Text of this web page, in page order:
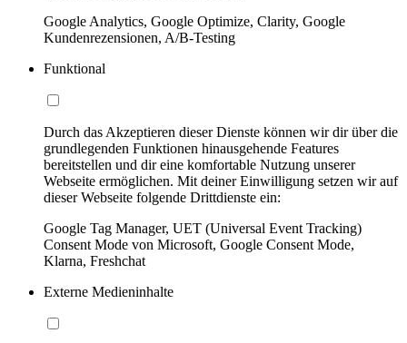
Google Analytics, Google Optimize, Clarity, Google
Kundenrezensionen, A/B-Testing
Funktional
Durch das Akzeptieren dieser Dienste können wir dir über die
grundlegenden Funktionen hinausgehende Features
bereitstellen und dir eine komfortable Nutzung unserer
Webseite ermöglichen. Mit deiner Einwilligung setzen wir auf
dieser Webseite folgende Drittdienste ein:
Google Tag Manager, UET (Universal Event Tracking)
Consent Mode von Microsoft, Google Consent Mode,
Klarna, Freshchat
Externe Medieninhalte